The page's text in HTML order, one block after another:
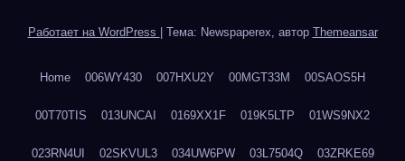
Работает на WordPress Тема: Newspaperex, автор Themeansar
Home 006WY430 007HXU2Y 00MGT33M 00SAOS5H
00T70TIS 013UNCAI 0169XX1F 019K5LTP 01WS9NX2
023RN4UI 02SKVUL3 034UW6PW 03L7504Q 03ZRKE69